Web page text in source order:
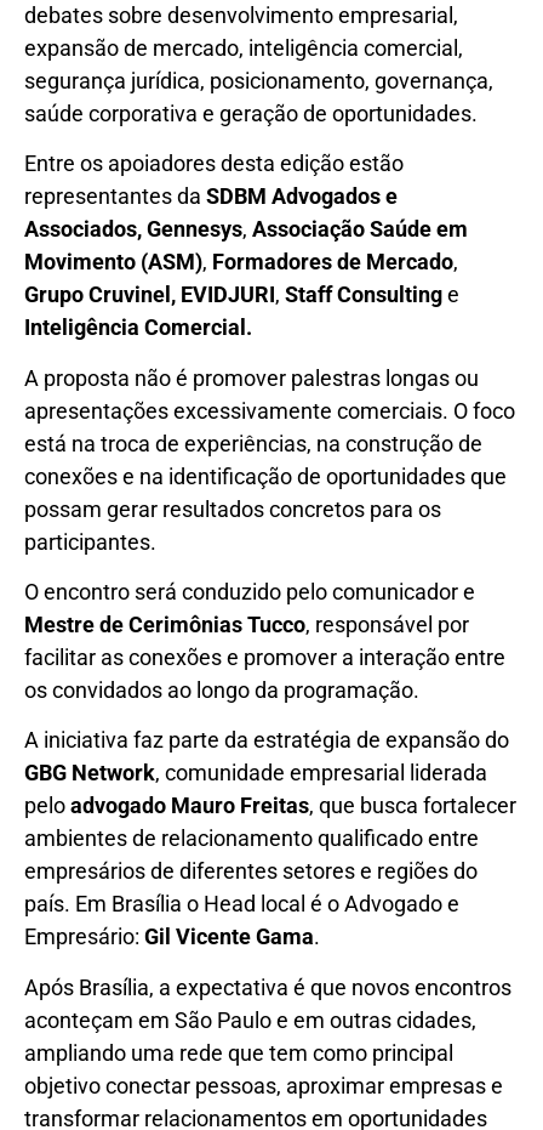
debates sobre desenvolvimento empresarial,
expansão de mercado, inteligência comercial,
segurança jurídica, posicionamento, governança,
saúde corporativa e geração de oportunidades.
Entre os apoiadores desta edição estão
representantes da SDBM Advogados e
Associados,Gennesys, Associação Saúde em
Movimento (ASM), Formadores de Mercado,
Grupo Cruvinel, EVIDJURI, Staff Consultinge
Inteligência Comercial.
A proposta não é promover palestras longas ou
apresentações excessivamente comerciais. O foco
está na troca de experiências, na construção de
conexões e na identificação de oportunidades que
possam gerar resultados concretos para os
participantes.
O encontro será conduzido pelo comunicador e
Mestre de Cerimônias Tucco, responsável por
facilitar as conexões e promover a interação entre
os convidados ao longo da programação.
A iniciativa faz parte da estratégia de expansão do
GBG Network, comunidade empresarial liderada
peloadvogado Mauro Freitas, que busca fortalecer
ambientes de relacionamento qualificado entre
empresários de diferentes setores e regiões do
país. Em Brasília o Head local é o Advogado e
Empresário: Gil Vicente Gama.
Após Brasília, a expectativa é que novos encontros
aconteçam em São Paulo e em outras cidades,
ampliando uma rede que tem como principal
objetivo conectar pessoas, aproximar empresas e
transformar relacionamentos em oportunidades